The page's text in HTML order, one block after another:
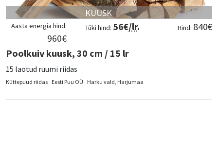
KUUSK
Hind: 840€
Tüki hind: 56€/lr.
Aasta energia hind:
960€
Poolkuiv kuusk, 30 cm / 15 lr
15 laotud ruumi riidas
Küttepuud riidas Eesti Puu OÜ Harku vald, Harjumaa